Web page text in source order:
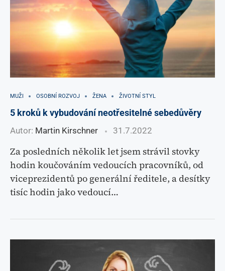
MUŽI OSOBNÍ ROZVOJ ŽENA ŽIVOTNÍ STYL
5 kroků k vybudování neotřesitelné sebedůvěry
Autor: Martin Kirschner 31.7.2022
Za posledních několik let jsem strávil stovky
hodin koučováním vedoucích pracovníků, od
viceprezidentů po generální ředitele, a desítky
tisíc hodin jako vedoucí…